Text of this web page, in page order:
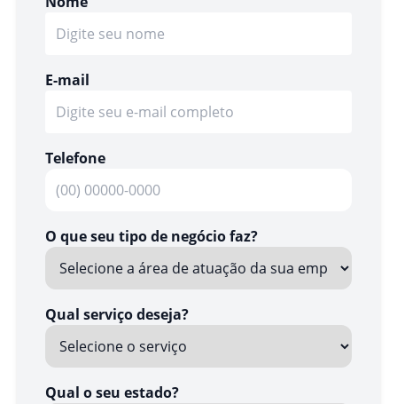
E-mail
Telefone
O que seu tipo de negócio faz?
Qual serviço deseja?
Qual o seu estado?